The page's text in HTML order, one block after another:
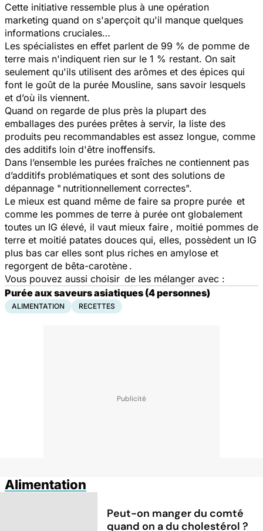
Cette initiative ressemble plus à une opération
marketing quand on s'aperçoit qu'il manque quelques
informations cruciales…
Les spécialistes en effet parlent de 99 % de pomme de
terre mais n'indiquent rien sur le 1 % restant. On sait
seulement qu'ils utilisent des arômes et des épices qui
font le goût de la purée Mousline, sans savoir lesquels
et d’où ils viennent.
Quand on regarde de plus près la plupart des
emballages des purées prêtes à servir, la liste des
produits peu recommandables est assez longue, comme
des additifs loin d'être inoffensifs.
Dans l’ensemble les purées fraîches ne contiennent pas
d’additifs problématiques et sont des solutions de
dépannage " nutritionnellement correctes".
Le mieux est quand même de faire sa propre purée et
comme les pommes de terre à purée ont globalement
toutes un IG élevé, il vaut mieux faire , moitié pommes de
terre et moitié patates douces qui, elles, possèdent un IG
plus bas car elles sont plus riches en amylose et
regorgent de bêta-carotène .
Vous pouvez aussi choisir de les mélanger avec :
Purée aux saveurs asiatiques (4 personnes)
ALIMENTATION RECETTES
Alimentation
Peut-on manger du comté
quand on a du cholestérol ?